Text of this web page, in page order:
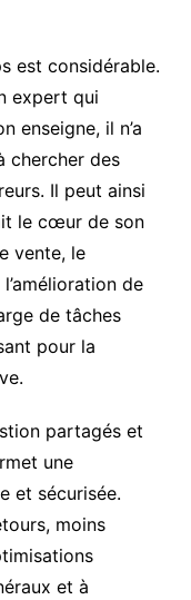
est considérable.
expert qui
enseigne, il n’a
chercher des
Il peut ainsi
le cœur de son
vente, le
de
de tâches
pour la
partagés et
une
et sécurisée.
moins
et à